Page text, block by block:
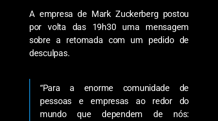
A empresa de Mark Zuckerberg postou
por volta das 19h30 uma mensagem
sobre a retomada com um pedido de
desculpas.
“Para a enorme comunidade de
pessoas e empresas ao redor do
mundo que dependem de nós: